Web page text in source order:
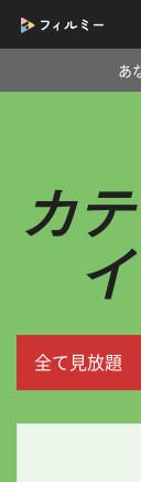
あ
カ
全て見放題